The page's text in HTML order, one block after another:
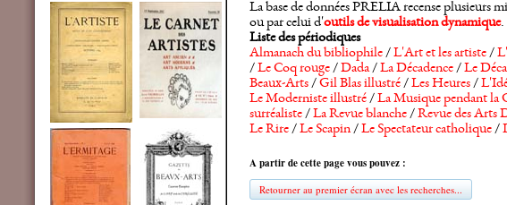
La base de données PRELIA recense plusieurs
ou par celui d'outils de visualisation dynamique.
Liste des périodiques
Almanach du bibliophile/L'Art et les artiste/
/Le Coq rouge/Dada/La Décadence/Le
Beaux-Arts/Gil Blas illustré/Les Heures/
Le Moderniste illustré/La Musique pendant la
surréaliste/La Revue blanche/Revue des Arts
Le Rire/Le Scapin/Le Spectateur catholique/
A partir de cette page vous pouvez :
Retourner au premier écran avec les recherches...